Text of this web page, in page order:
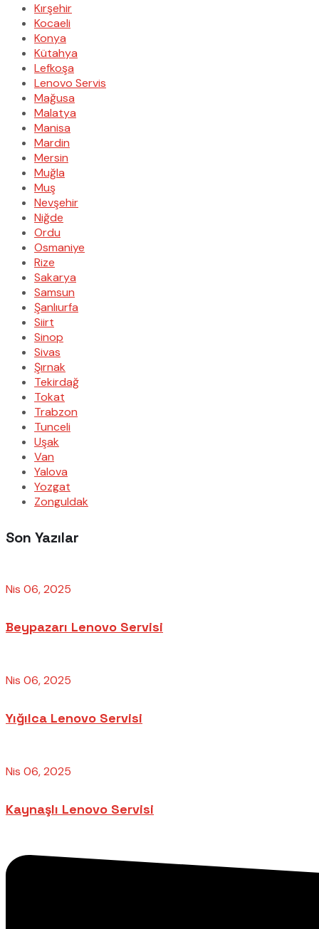
Kırşehir
Kocaeli
Konya
Kütahya
Lefkoşa
Lenovo Servis
Mağusa
Malatya
Manisa
Mardin
Mersin
Muğla
Muş
Nevşehir
Niğde
Ordu
Osmaniye
Rize
Sakarya
Samsun
Şanlıurfa
Siirt
Sinop
Sivas
Şırnak
Tekirdağ
Tokat
Trabzon
Tunceli
Uşak
Van
Yalova
Yozgat
Zonguldak
Son Yazılar
Nis 06, 2025
Beypazarı Lenovo Servisi
Nis 06, 2025
Yığılca Lenovo Servisi
Nis 06, 2025
Kaynaşlı Lenovo Servisi